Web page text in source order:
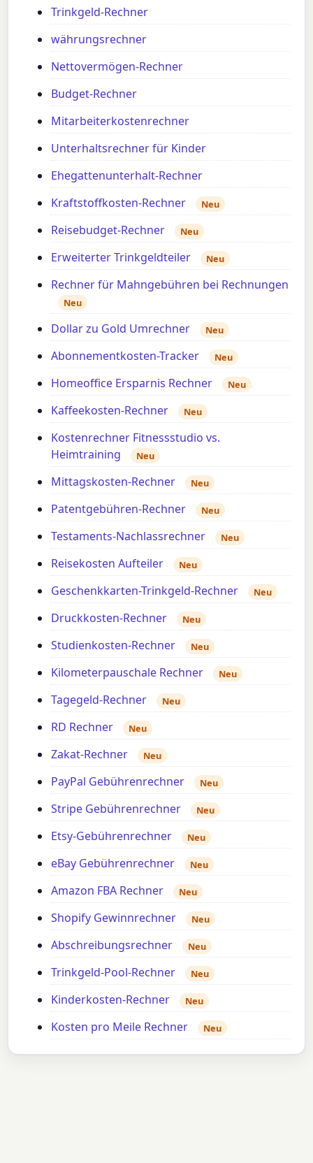
Trinkgeld-Rechner
währungsrechner
Nettovermögen-Rechner
Budget-Rechner
Mitarbeiterkostenrechner
Unterhaltsrechner für Kinder
Ehegattenunterhalt-Rechner
Kraftstoffkosten-Rechner
Neu
Reisebudget-Rechner Neu
Erweiterter Trinkgeldteiler Neu
Rechner für Mahngebühren bei Rechnungen
Neu
Dollar zu Gold Umrechner Neu
Abonnementkosten-Tracker Neu
Homeoffice Ersparnis Rechner Neu
Kaffeekosten-Rechner Neu
Kostenrechner Fitnessstudio vs.
Heimtraining
Neu
Mittagskosten-Rechner Neu
Patentgebühren-Rechner Neu
Testaments-Nachlassrechner Neu
Reisekosten Aufteiler Neu
Geschenkkarten-Trinkgeld-Rechner Neu
Druckkosten-Rechner Neu
Studienkosten-Rechner Neu
Kilometerpauschale Rechner Neu
Tagegeld-Rechner Neu
RD Rechner Neu
Zakat-Rechner Neu
PayPal Gebührenrechner Neu
Stripe Gebührenrechner Neu
Etsy-Gebührenrechner Neu
eBay Gebührenrechner Neu
Amazon FBA Rechner Neu
Shopify Gewinnrechner Neu
Abschreibungsrechner Neu
Trinkgeld-Pool-Rechner Neu
Kinderkosten-Rechner Neu
Kosten pro Meile Rechner Neu